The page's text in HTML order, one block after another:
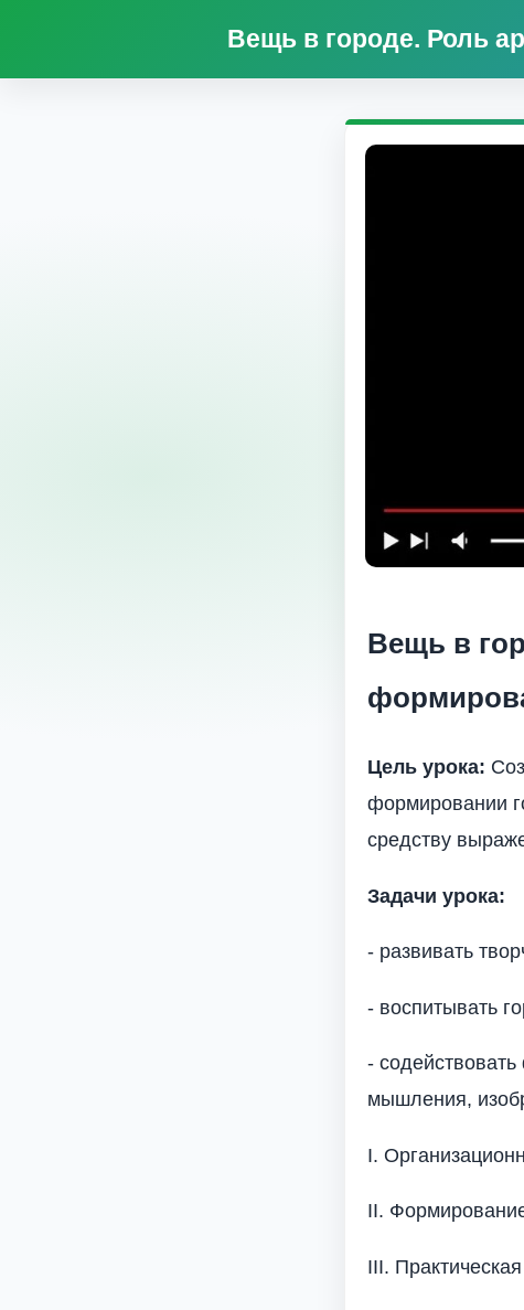
Вещь в городе. Роль
Вещь в
Цель урока:
формировании
средству
Задачи урока:
- развивать
- воспитывать
-
мышления,
I.
II.
III.